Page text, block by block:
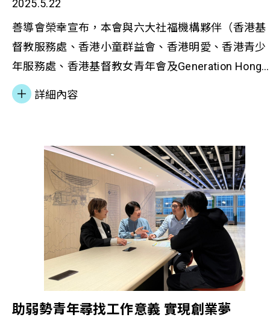
樓」兩個過渡性房屋項目，並得到香港賽馬會慈善信
託基金支持，推行「賽馬會躍見新生活計劃」。善導
會過渡性房屋項目營運及服務經理蘇凱君表示，項目
以「H.O.M.E.」為服務框架，結合「健康」
（Health）、「機會」（Opportunity）、「生活意
義」（Meaning of Living）及「與人結連」
創富、家庭群策群力、未來適應及創造力、關愛及同
理心，以及社會互助網絡等7大家庭能力。 蘇凱君表
示，計劃巧妙結合各界專業優勢，創造多贏局面。在
金融教育方面，銀行業策略夥伴為基層家庭提供專門
的理財工作坊，並設計高息戶口和個人化理財指導。
這種理論實踐並重的方式，不僅提升居民的理財知
識，更為他們提供具體的儲蓄工具和動力。蘇凱君強
調：「通過將居民日常財務挑戰轉化為學習機會，能
更有效地培養他們的理財能力。」 在就業支援層面
2025.5.22
善導會榮幸宣布，本會與六大社福機構夥伴（香港基
督教服務處、香港小童群益會、香港明愛、香港青少
年服務處、香港基督教女青年會及Generation Hong
Kong）共同推動之「賽馬會鼓掌•創你程計劃」
（CLAP@JC），榮獲香港社會服務聯會頒發兩項殊
計劃重要成就： 首創全港唯一以實證研究為基礎之生
涯發展框架 累計服務逾10萬名在學青年及3萬名待業
學青年 成功建立超過3,700間企業合作夥伴網絡 完成
訓13,000多名教育工作者及社福專業人員 特別鳴謝計
劃得以順利推行，有賴香港賽馬會慈善信託基金之鼎
力支持，以及各合作機構之專業配合與貢獻。此項殊
榮實為跨界別協作之最佳見證，我們將持續以實證為
本，推動香港青年生涯發展服務之專業化進程。 相
務機構服務經濟日報︱社聯「至善獎」2025頒發31個
詳細內容
助弱勢青年尋找工作意義 實現創業夢